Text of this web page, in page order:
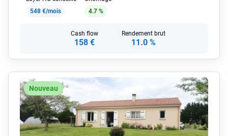
548 €/mois
4.7 %
Cash flow
158 €
Rendement brut
11.0 %
Nouveau